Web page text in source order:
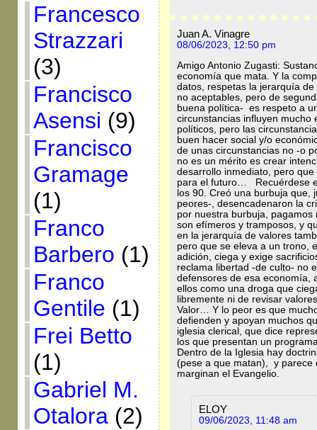
Francesco
Strazzari
(3)
Francisco
Asensi (9)
Francisco
Gramage
(1)
Franco
Barbero (1)
Franco
Gentile (1)
Frei Betto
(1)
Gabriel M.
Otalora(2)
Juan A. Vinagre
08/06/2023, 12:50 pm
Amigo Antonio Zugasti:
economía que mata. Y la
datos, respetas la jerarquía
no aceptables, pero de
buena política- es respeto a
circunstancias influyen mucho
políticos, pero las
buen hacer social y/o
de unas circunstancias no -o
no es un mérito es crear
desarrollo inmediato, pero
para el futuro… Recuérdese
los 90. Creó una burbuja que,
peores-, desencadenaron la
por nuestra burbuja,
son efímeros y tramposos, y
en la jerarquía de valores
pero que se eleva a un trono,
adición, ciega y exige
reclama libertad -de culto- no
defensores de esa economía,
ellos como una droga que
libremente ni de revisar
Valor… Y lo peor es que
defienden y apoyan muchos
iglesia clerical, que dice
los que presentan un
Dentro de la Iglesia hay
(pese a que matan), y parece
marginan el Evangelio.
ELOY
09/06/2023, 11:48 am